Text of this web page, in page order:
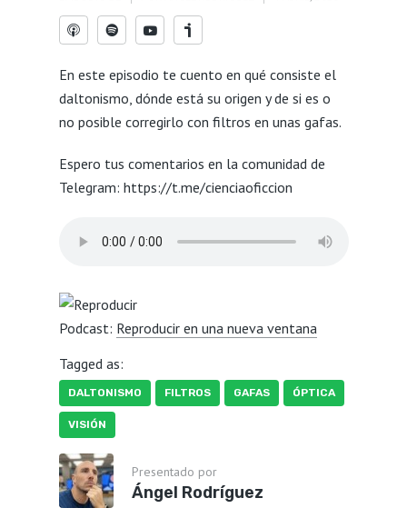
En este episodio te cuento en qué consiste el
daltonismo, dónde está su origen y de si es o
no posible corregirlo con filtros en unas gafas.
Espero tus comentarios en la comunidad de
Telegram: https://t.me/cienciaoficcion
Podcast: Reproducir en una nueva ventana
Tagged as:
DALTONISMO FILTROS GAFAS ÓPTICA
VISIÓN
Presentado por
Ángel Rodríguez